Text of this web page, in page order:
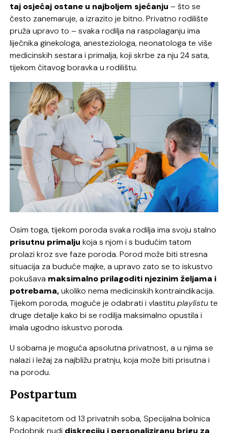
taj osjećaj ostane u najboljem sjećanju – što se
često zanemaruje, a izrazito je bitno. Privatno rodilište
pruža upravo to – svaka rodilja na raspolaganju ima
liječnika ginekologa, anesteziologa, neonatologa te više
medicinskih sestara i primalja, koji skrbe za nju 24 sata,
tijekom čitavog boravka u rodilištu.
Osim toga, tijekom poroda svaka rodilja ima svoju stalno
prisutnu primalju koja s njom i s budućim tatom
prolazi kroz sve faze poroda. Porod može biti stresna
situacija za buduće majke, a upravo zato se to iskustvo
pokušava maksimalno prilagoditi njezinim željama i
potrebama,ukoliko nema medicinskih kontraindikacija.
Tijekom poroda, moguće je odabrati i vlastituplaylistute
druge detalje kako bi se rodilja maksimalno opustila i
imala ugodno iskustvo poroda.
U sobama je moguća apsolutna privatnost, a u njima se
nalazi i ležaj za najbližu pratnju, koja može biti prisutna i
na porodu.
Postpartum
S kapacitetom od 13 privatnih soba, Specijalna bolnica